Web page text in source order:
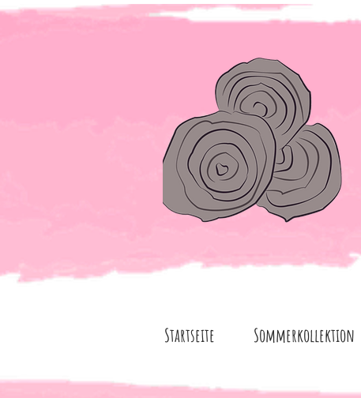
Startseite Sommerkollektion